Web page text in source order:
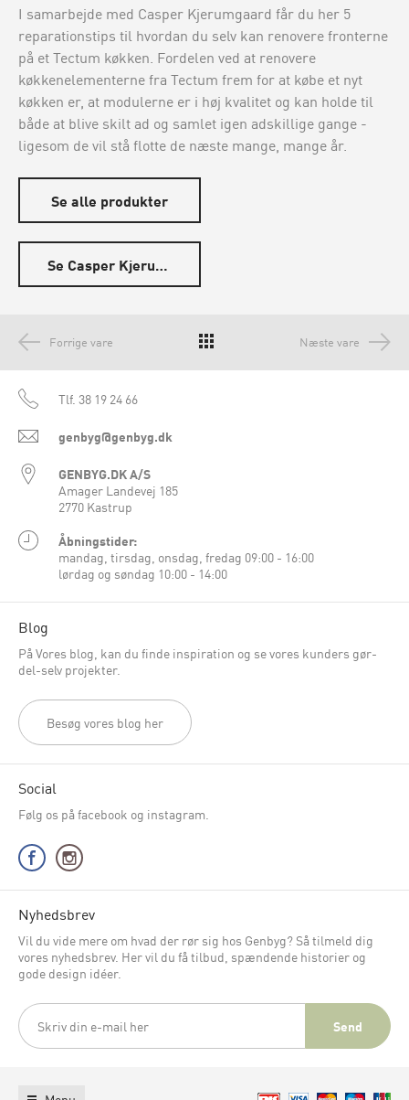
I samarbejde med Casper Kjerumgaard får du her 5
reparationstips til hvordan du selv kan renovere fronterne
på et Tectum køkken. Fordelen ved at renovere
køkkenelementerne fra Tectum frem for at købe et nyt
køkken er, at modulerne er i høj kvalitet og kan holde til
både at blive skilt ad og samlet igen adskillige gange -
ligesom de vil stå flotte de næste mange, mange år.
Se alle produkter
Se Casper Kjerumgaard´s guide - Klik her
Forrige vare Næste vare
Tlf. 38 19 24 66
genbyg@genbyg.dk
GENBYG.DK A/S
Amager Landevej 185
2770 Kastrup
Åbningstider:
mandag, tirsdag, onsdag, fredag 09:00 - 16:00
lørdag og søndag 10:00 - 14:00
Blog
På Vores blog, kan du finde inspiration og se vores kunders gør-
del-selv projekter.
Besøg vores blog her
Social
Følg os på facebook og instagram.
Nyhedsbrev
Vil du vide mere om hvad der rør sig hos Genbyg? Så tilmeld dig
vores nyhedsbrev. Her vil du få tilbud, spændende historier og
gode design idéer.